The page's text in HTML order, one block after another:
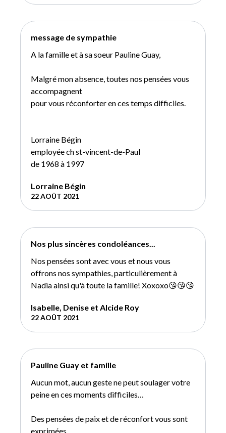
message de sympathie
A la famille et à sa soeur Pauline Guay,
Malgré mon absence, toutes nos pensées vous
accompagnent
pour vous réconforter en ces temps difficiles.
Lorraine Bégin
employée ch st-vincent-de-Paul
de 1968 à 1997
Lorraine Bégin
22 AOÛT 2021
Nos plus sincères condoléances...
Nos pensées sont avec vous et nous vous
offrons nos sympathies, particulièrement à
Nadia ainsi qu'à toute la famille! Xoxoxo😘😘😘
Isabelle, Denise et Alcide Roy
22 AOÛT 2021
Pauline Guay et famille
Aucun mot, aucun geste ne peut soulager votre
peine en ces moments difficiles…
Des pensées de paix et de réconfort vous sont
exprimées…